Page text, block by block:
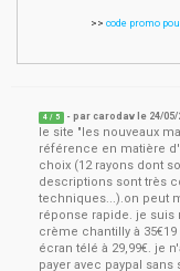
>> code promo
4 / 5 - parcarodav le 24/05/
le site "les nouveaux
référence en matière
choix (12 rayons dont
descriptions sont très
techniques...).on peut
réponse rapide. je suis
crème chantilly à
écran télé à 29,99€. je
payer avec paypal sans